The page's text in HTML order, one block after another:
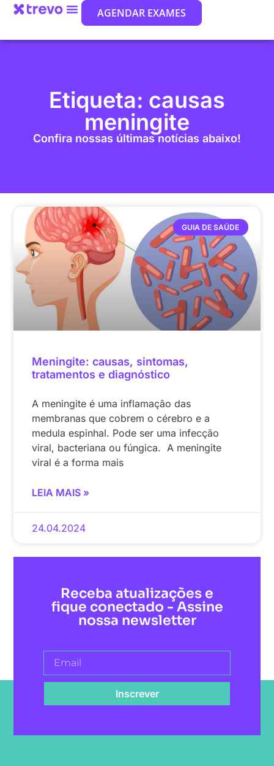
AGENDAR EXAMES
Etiqueta: causas
meningite
Confira nossas últimas notícias abaixo!
GUIA DE SAÚDE
Meningite: causas, sintomas,
tratamentos e diagnóstico
A meningite é uma inflamação das
membranas que cobrem o cérebro e a
medula espinhal. Pode ser uma infecção
viral, bacteriana ou fúngica. A meningite
viral é a forma mais
LEIA MAIS »
24.04.2024
Receba atualizações e
fique conectado - Assine
nossa newsletter
Inscrever